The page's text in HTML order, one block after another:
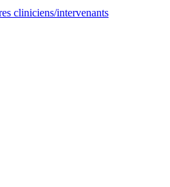
cliniciens/intervenants